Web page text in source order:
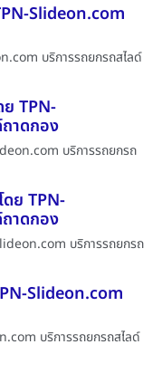
Slideon.com
บริการรถยกรถสไลด์
TPN-
าดกอง
บริการรถยกรถ
ย TPN-
าดกอง
บริการรถยกรถ
Slideon.com
บริการรถยกรถสไลด์